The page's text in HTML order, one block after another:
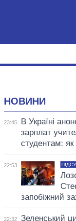
НОВИНИ
23:45
В Україні
зарплат
студентам:
22:53
запобіжний
22:32
Зеленський